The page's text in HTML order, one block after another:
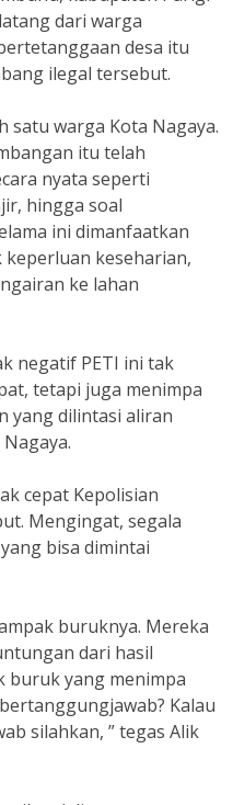
dari warga
desa itu
ilegal tersebut.
satu warga Kota Nagaya.
itu telah
nyata seperti
hingga soal
ini dimanfaatkan
keseharian,
ke lahan
negatif PETI ini tak
tetapi juga menimpa
yang dilintasi aliran
cepat Kepolisian
Mengingat, segala
bisa dimintai
buruknya. Mereka
dari hasil
buruk yang menimpa
Kalau
silahkan, ” tegas Alik